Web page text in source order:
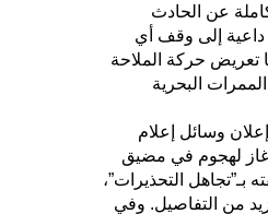
عن الحادث
داعية إلى وقف أي
حركة الملاحة
البحرية
وسائل إعلام
غاز لهجوم في مضيق
التحذيرات”،
من التفاصيل. وفي